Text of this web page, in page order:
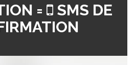
=
SMS DE